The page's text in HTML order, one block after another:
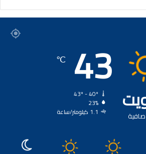
43
℃
23%
1.1 كيلومتر/ساعة